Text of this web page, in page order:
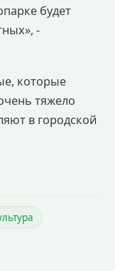
будет
-
которые
тяжело
в городской